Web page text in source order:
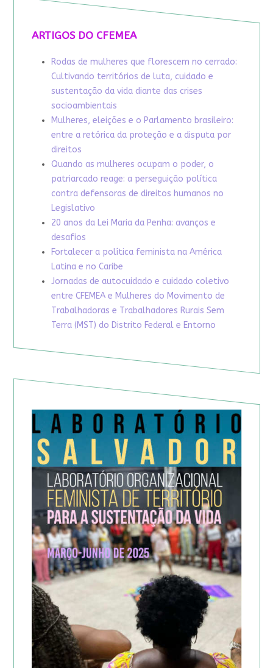
ARTIGOS DO CFEMEA
Rodas de mulheres que florescem no cerrado:
Cultivando territórios de luta, cuidado e
sustentação da vida diante das crises
socioambientais
Mulheres, eleições e o Parlamento brasileiro:
entre a retórica da proteção e a disputa por
direitos
Quando as mulheres ocupam o poder, o
patriarcado reage: a perseguição política
contra defensoras de direitos humanos no
Legislativo
20 anos da Lei Maria da Penha: avanços e
desafios
Fortalecer a política feminista na América
Latina e no Caribe
Jornadas de autocuidado e cuidado coletivo
entre CFEMEA e Mulheres do Movimento de
Trabalhadoras e Trabalhadores Rurais Sem
Terra (MST) do Distrito Federal e Entorno